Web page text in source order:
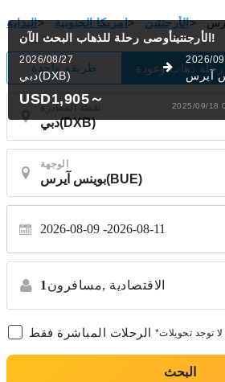
البداية> امريكا الجنوبية> الأرجنتين>
طريقة واحدة رحلة ذهاب وعودة
نقطة المغادرة
الوجهة
2026-08-09 2026-08-11
1 مسافرون, الاقتصادية
الرحلات المباشرة فقط *لا توجد تحويلات
البحث
الأرجنتينأوصى رحلة للذهاب البحث الآن!
2026/08/27
دبي(DXB)
2026/
آيرس
USD1,905～